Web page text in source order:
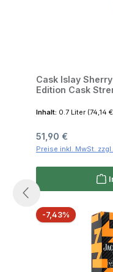
Cask Islay
Edition Cask
Inhalt: 0.7 Liter (74,14
Regulärer Preis:
51,90 €
Preise inkl. MwSt.
-7,43%Rabatt